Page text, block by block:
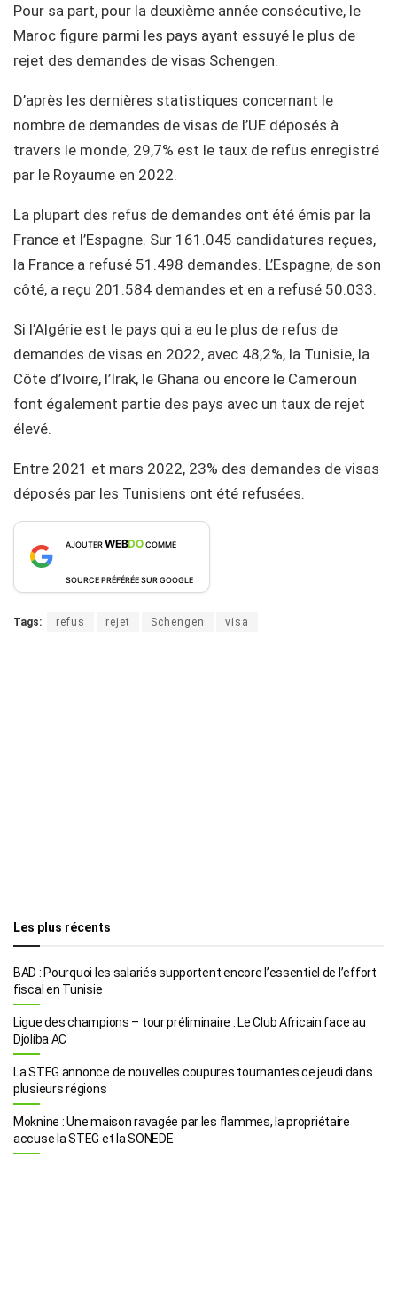
Pour sa part, pour la deuxième année consécutive, le
Maroc figure parmi les pays ayant essuyé le plus de
rejet des demandes de visas Schengen.
D’après les dernières statistiques concernant le
nombre de demandes de visas de l’UE déposés à
travers le monde, 29,7% est le taux de refus enregistré
par le Royaume en 2022.
La plupart des refus de demandes ont été émis par la
France et l’Espagne. Sur 161.045 candidatures reçues,
la France a refusé 51.498 demandes. L’Espagne, de son
côté, a reçu 201.584 demandes et en a refusé 50.033.
Si l’Algérie est le pays qui a eu le plus de refus de
demandes de visas en 2022, avec 48,2%, la Tunisie, la
Côte d’Ivoire, l’Irak, le Ghana ou encore le Cameroun
font également partie des pays avec un taux de rejet
élevé.
Entre 2021 et mars 2022, 23% des demandes de visas
déposés par les Tunisiens ont été refusées.
AJOUTERWEBDOCOMME
SOURCE PRÉFÉRÉE SUR GOOGLE
Tags: refus rejet Schengen visa
Les plus récents
BAD : Pourquoi les salariés supportent encore l’essentiel de l’effort
fiscal en Tunisie
Ligue des champions – tour préliminaire : Le Club Africain face au
Djoliba AC
La STEG annonce de nouvelles coupures tournantes ce jeudi dans
plusieurs régions
Moknine : Une maison ravagée par les flammes, la propriétaire
accuse la STEG et la SONEDE